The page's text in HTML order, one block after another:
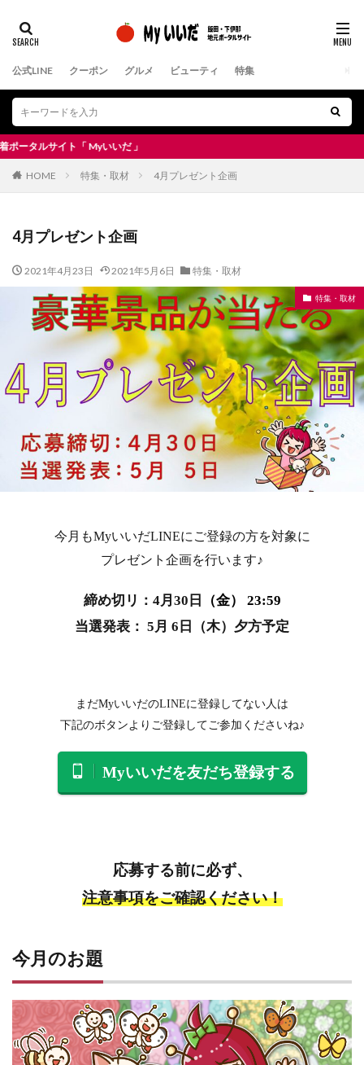
公式LINE クーポン グルメ ビューティ 特集
いいだ 」
HOME 特集・取材 4月プレゼント企画
4月プレゼント企画
2021年4月23日 2021年5月6日 特集・取材
特集・取材
今月もMyいいだLINEにご登録の方を対象に
プレゼント企画を行います♪
締め切リ：4月30日
（金） 23:59
当選発表： 5月 6日（木）夕方予定
まだMyいいだのLINEに登録してない人は
下記のボタンよりご登録してご参加くださいね♪
Myいいだを友だち登録する
応募する前に必ず、
注意事項をご確認ください！
今月のお題